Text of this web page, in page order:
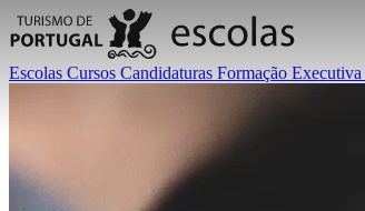
Escolas Cursos Candidaturas Formação Executiva